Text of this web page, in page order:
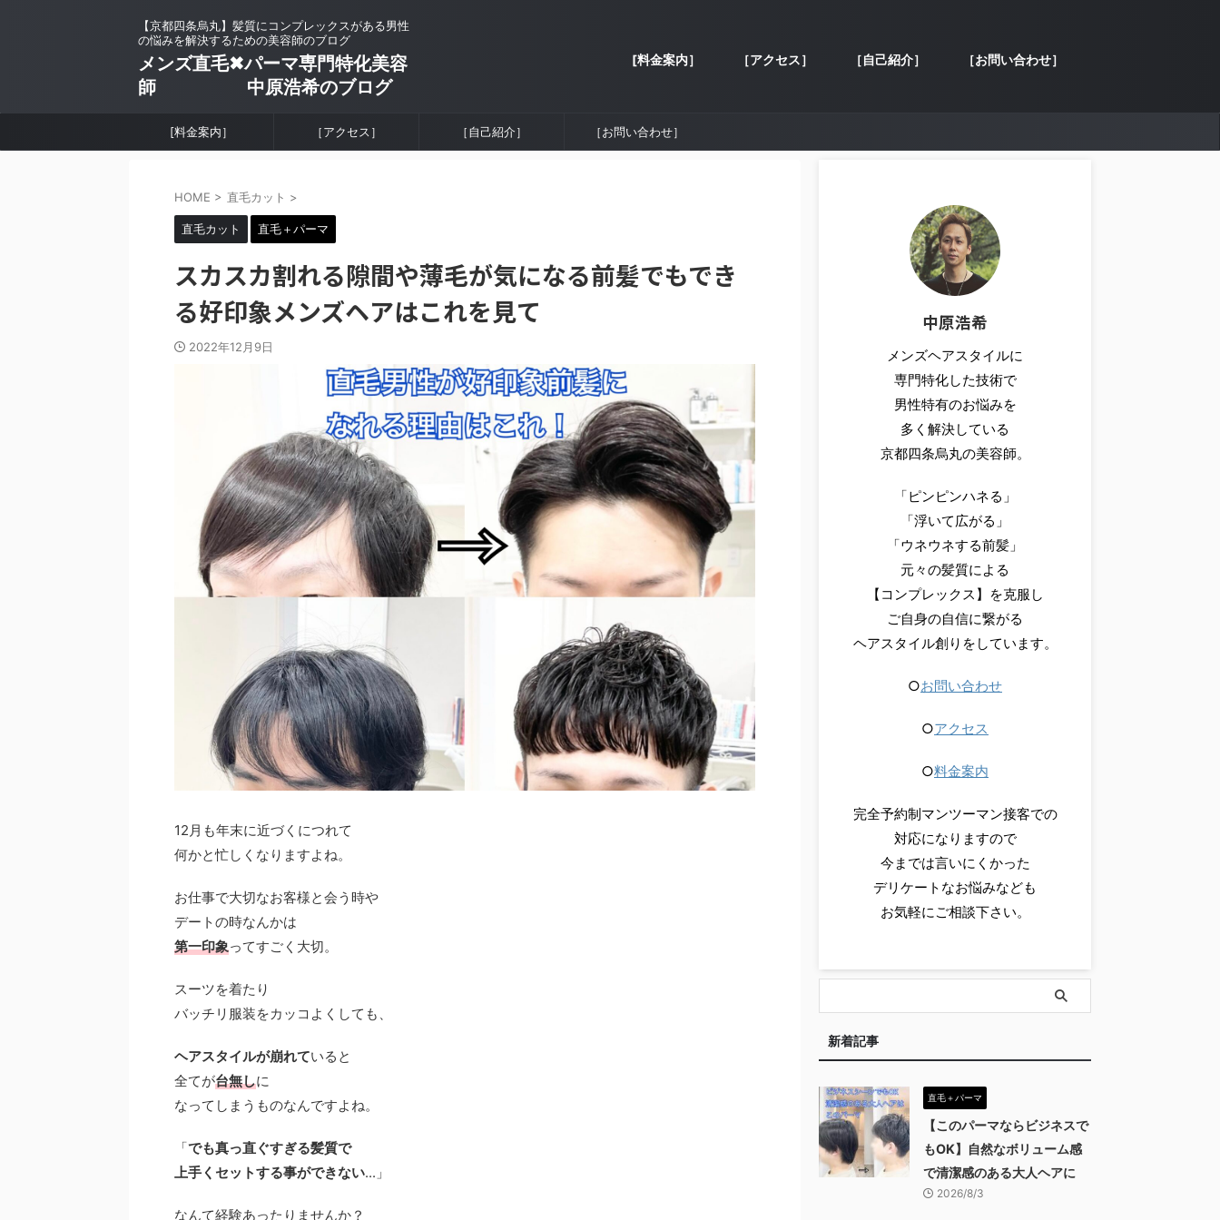
【京都四条烏丸】髪質にコンプレックスがある男性
の悩みを解決するための美容師のブログ
メンズ直毛✖︎パーマ専門特化美容
師 中原浩希のブログ
[料金案内］ ［アクセス］ ［自己紹介］ ［お問い合わせ］
[料金案内］ ［アクセス］ ［自己紹介］ ［お問い合わせ］
HOME > 直毛カット >
直毛カット 直毛＋パーマ
スカスカ割れる隙間や薄毛が気になる前髪でもでき
る好印象メンズヘアはこれを見て
2022年12月9日
12月も年末に近づくにつれて
何かと忙しくなりますよね。
お仕事で大切なお客様と会う時や
デートの時なんかは
第一印象ってすごく大切。
スーツを着たり
バッチリ服装をカッコよくしても、
ヘアスタイルが崩れていると
全てが台無しに
なってしまうものなんですよね。
「でも真っ直ぐすぎる髪質で
上手くセットする事ができない...」
なんて経験あったりませんか？
中原浩希
メンズヘアスタイルに
専門特化した技術で
男性特有のお悩みを
多く解決している
京都四条烏丸の美容師。
「ピンピンハネる」
「浮いて広がる」
「ウネウネする前髪」
元々の髪質による
【コンプレックス】を克服し
ご自身の自信に繋がる
ヘアスタイル創りをしています。
○お問い合わせ
○アクセス
○料金案内
完全予約制マンツーマン接客での
対応になりますので
今までは言いにくかった
デリケートなお悩みなども
お気軽にご相談下さい。
新着記事
直毛＋パーマ
【このパーマならビジネスで
もOK】自然なボリューム感
で清潔感のある大人ヘアに
2026/8/3